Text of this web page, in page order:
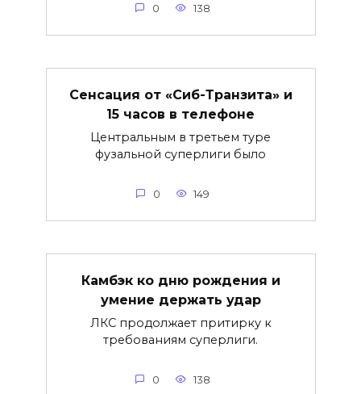
0 138
Сенсация от «Сиб-Транзита» и
15 часов в телефоне
Центральным в третьем туре
фузальной суперлиги было
0 149
Камбэк ко дню рождения и
умение держать удар
ЛКС продолжает притирку к
требованиям суперлиги.
0 138